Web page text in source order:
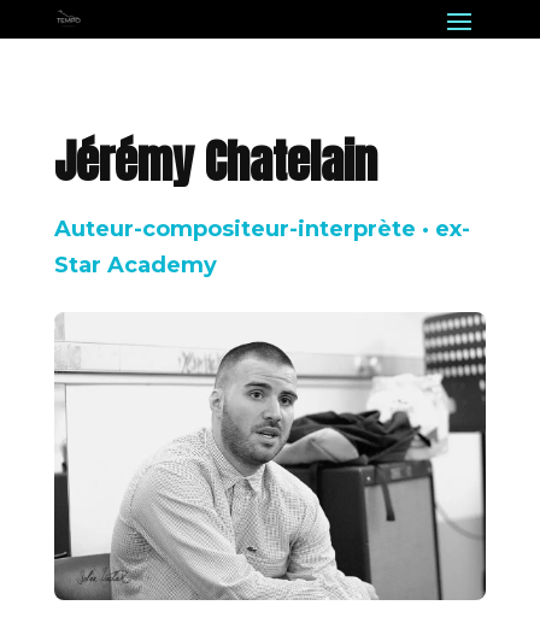
Jérémy Chatelain
Auteur-compositeur-interprète · ex-
Star Academy